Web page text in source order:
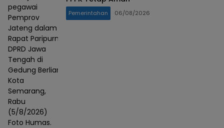
pegawai
Pemprov
Jateng dalam
Rapat Paripurna
DPRD Jawa
Tengah di
Gedung Berlian,
Kota
Semarang,
Rabu
(5/8/2026)
Foto Humas.
Pemerintahan 06/08/2026